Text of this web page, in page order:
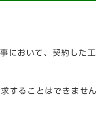
おいて、契約した
することはできませ